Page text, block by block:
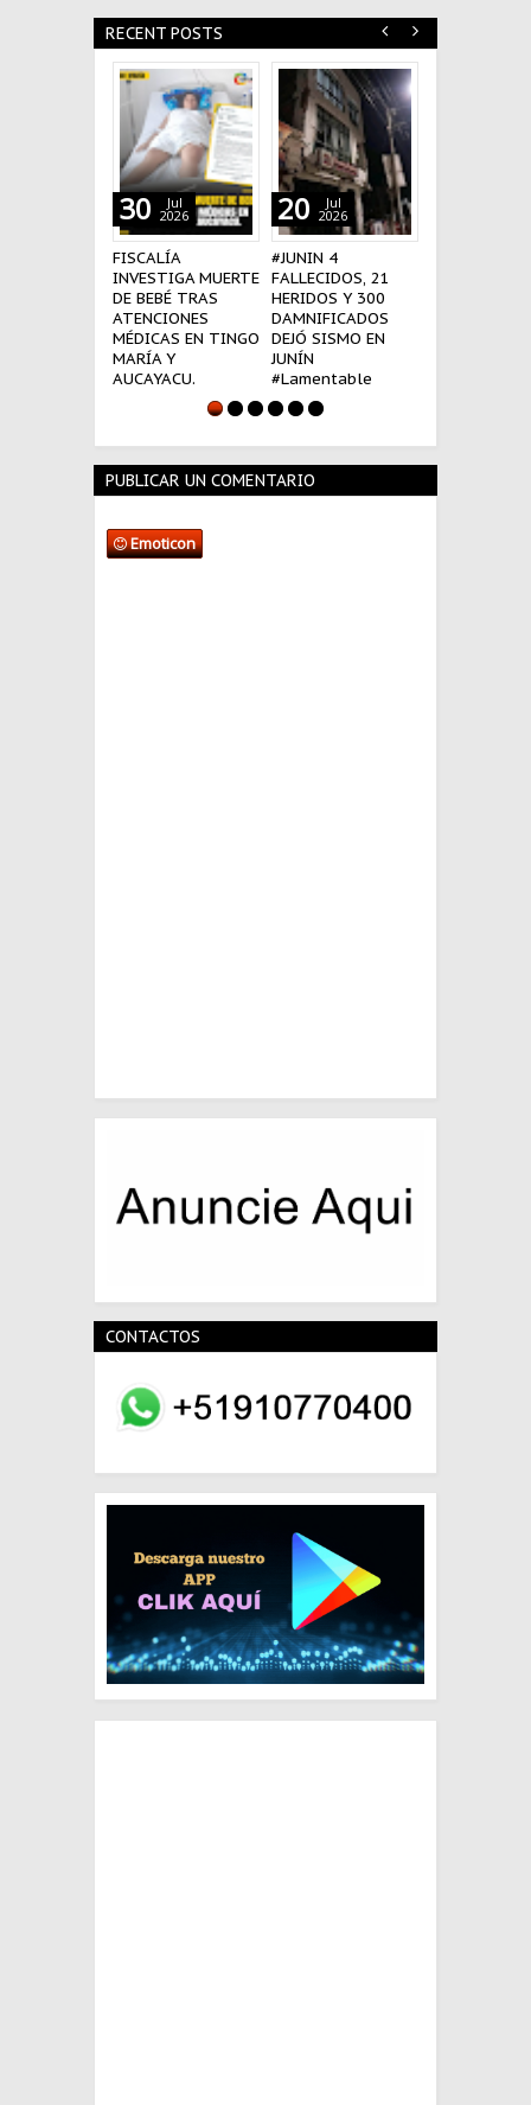
RECENT POSTS
FISCALÍA
INVESTIGA MUERTE
DE BEBÉ TRAS
ATENCIONES
MÉDICAS EN TINGO
MARÍA Y
AUCAYACU.
30 Jul
2026
#JUNIN 4
FALLECIDOS, 21
HERIDOS Y 300
DAMNIFICADOS
DEJÓ SISMO EN
JUNÍN
#Lamentable
20 Jul
2026
PUBLICAR UN COMENTARIO
Emoticon
CONTACTOS